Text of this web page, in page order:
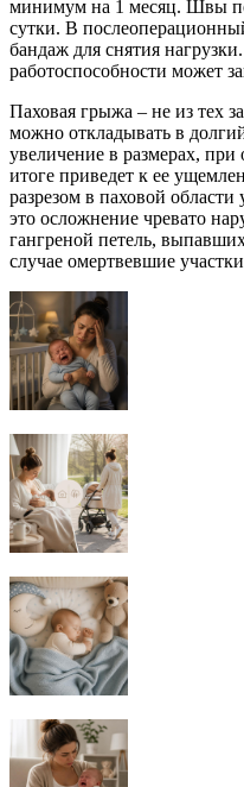
минимум на 1 месяц. Швы
сутки. В
бандаж для снятия
работоспособности может
Паховая грыжа – не из тех
можно откладывать в
увеличение в размерах, при
итоге приведет к ее
разрезом в паховой
это осложнение чревато
гангреной петель,
случае омертвевшие